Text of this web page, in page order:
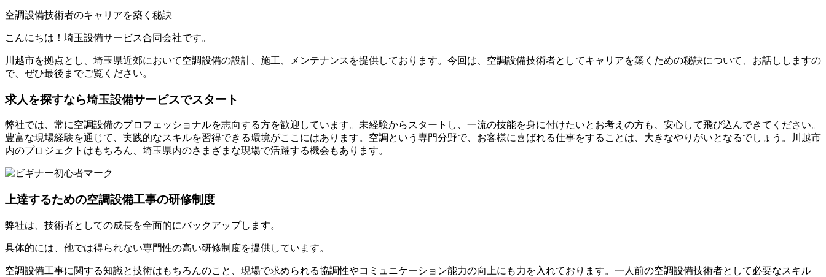
空調設備技術者のキャリアを築く秘訣
こんにちは！埼玉設備サービス合同会社です。
川越市を拠点とし、埼玉県近郊において空調設備の設計、施工、メンテナンスを提供しております。今回は、空調設備技術者としてキャリアを築くための秘訣について、お話ししますの
で、ぜひ最後までご覧ください。
求人を探すなら埼玉設備サービスでスタート
弊社では、常に空調設備のプロフェッショナルを志向する方を歓迎しています。未経験からスタートし、一流の技能を身に付けたいとお考えの方も、安心して飛び込んできてください。
豊富な現場経験を通じて、実践的なスキルを習得できる環境がここにはあります。空調という専門分野で、お客様に喜ばれる仕事をすることは、大きなやりがいとなるでしょう。川越市
内のプロジェクトはもちろん、埼玉県内のさまざまな現場で活躍する機会もあります。
上達するための空調設備工事の研修制度
弊社は、技術者としての成長を全面的にバックアップします。
具体的には、他では得られない専門性の高い研修制度を提供しています。
空調設備工事に関する知識と技術はもちろんのこと、現場で求められる協調性やコミュニケーション能力の向上にも力を入れております。一人前の空調設備技術者として必要なスキル